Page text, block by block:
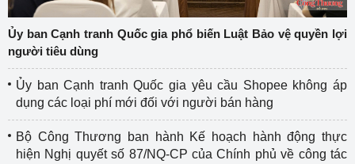
Ủy ban Cạnh tranh Quốc gia phổ biến Luật Bảo vệ quyền lợi
người tiêu dùng
Ủy ban Cạnh tranh Quốc gia yêu cầu Shopee không áp
dụng các loại phí mới đối với người bán hàng
Bộ Công Thương ban hành Kế hoạch hành động thực
hiện Nghị quyết số 87/NQ-CP của Chính phủ về công tác